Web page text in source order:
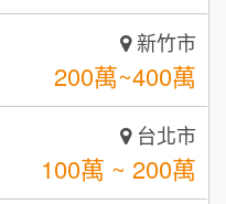
台北市
100萬 ~ 200萬
高雄市
200萬~300萬
(台中市)